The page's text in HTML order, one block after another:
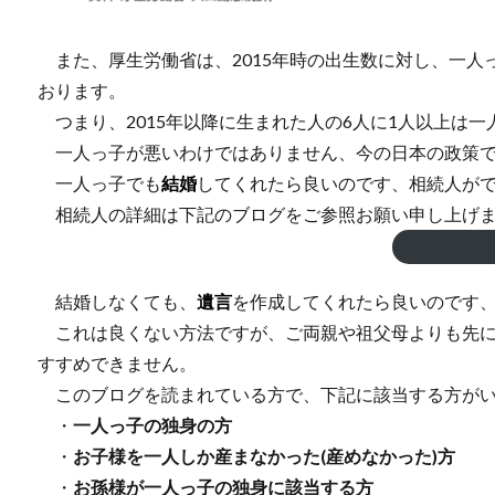
また、厚生労働省は、2015年時の出生数に対し、一人
おります。
つまり、2015年以降に生まれた人の6人に1人以上は一
一人っ子が悪いわけではありません、今の日本の政策
一人っ子でも結婚してくれたら良いのです、相続人が
相続人の詳細は下記のブログをご参照お願い申し上げ
結婚しなくても、 遺言を作成してくれたら良いのです
これは良くない方法ですが、ご両親や祖父母よりも先
すすめできません。
このブログを読まれている方で、下記に該当する方が
・ 一人っ子の独身の方
・ お子様を一人しか産まなかった(産めなかった)方
・ お孫様が一人っ子の独身に該当する方